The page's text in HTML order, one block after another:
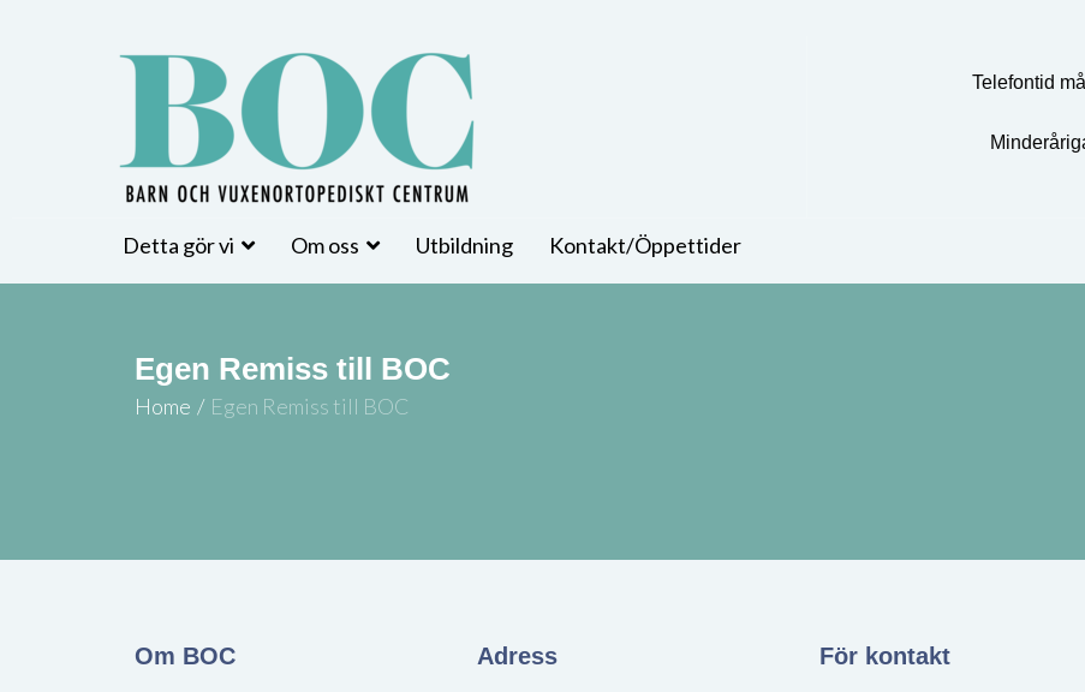
Telefontid
Detta gör vi Om oss Utbildning Kontakt/Öppettider
Egen Remiss till BOC
Home / Egen Remiss till BOC
Om BOC Adress För kontakt